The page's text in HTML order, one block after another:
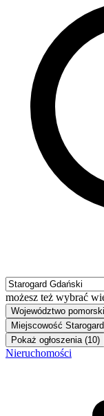
możesz też wybrać
Województwo
Miejscowość
Pokaż ogłoszenia (10)
Nieruchomości